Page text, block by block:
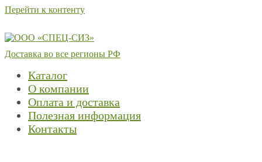
Перейти к контенту
Доставка во все регионы РФ
Каталог
О компании
Оплата и доставка
Полезная информация
Контакты